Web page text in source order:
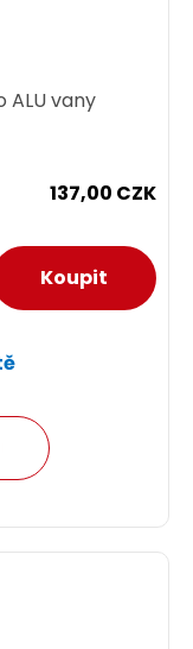
ALU vany
137,00 CZK